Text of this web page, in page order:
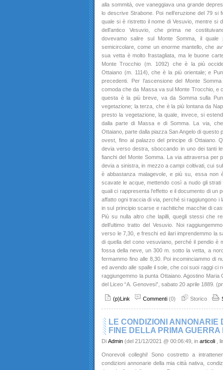
alla sommità, ove vaneggiava una grande
lo descrive Strabone. Poi nell’eruzione del 79 si
quale si è ristretto il nome di Vesuvio, mentre si
dell’antico Vesuvio, che prima ne
dovevamo salire sul Monte Somma, il quale
semicircolare, come un enorme mantello, che
sua vetta è molto frastagliata, ma le buone
Monte Trocchio (m. 1092) che è la più
Ottaiano (m. 1114), che è la più orientale; e
precedenti. Per l’ascensione del Monte
comoda che da Massa va sul Monte Trocchio, e
questa è la più breve, va da Somma sulla
vegetazione; la terza, che è la più lontana da
presto la vegetazione, la quale, invece, si
dalla parte di Massa e di Somma. La via,
Ottaiano, parte dalla piazza San Angelo di
ovest, fino al palazzo del principe di Ottaiano.
devia verso destra, sboccando in uno dei tanti
fianchi del Monte Somma. La via attraversa per
devia a sinistra, in mezzo a campi coltivati, cui
è abbastanza malagevole, e più su, essa
scavate le acque, mettendo così a nudo gli
quali ci rappresenta l’effetto e il documento di un
affatto ogni traccia di via, perché si raggiungono i
in sul principio scarse e rachitiche macchie di
Più su nulla altro che lapilli, quegli stessi che
dell’ultimo tratto del Vesuvio. Noi
verso le 7,30, e freschi ed ilari imprendemmo la
di quella del cono vesuviano, perché il pendio è
fossa della neve, un 300 m. sotto la vetta, a
fermammo fino alle 8,30. Poi incominciammo di
ed avendo alle spalle il sole, che coi suoi raggi ci
raggiungemmo la punta Ottaiano. Agostino Maria
del Liceo “A. Genovesi”, sabato 20 aprile 1889.
(p)Link Commenti (0) Storico
LE CONDIZIONI ANNONARIE
FINE DELLA PRIMA GUERRA
Di Admin (del 21/12/2021 @ 00:06:49, in articoli ,
Onorevoli colleghi! Sono costretto a
condizioni annonarie della mia città nativa,